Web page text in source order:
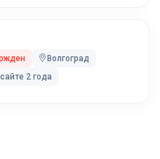
Волгоград
2 года